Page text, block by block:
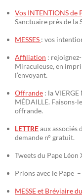
Vos INTENTIONS de
Sanctuaire près de la
MESSES : vos
Affiliation :
Miraculeuse, en
l’envoyant.
Offrande : la VIERGE
MÉDAILLE. Faisons-
offrande.
LETTREaux associés
demande n° gratuit.
Tweets du Pape
Prions avec le Pape
MESSE et Bréviaire